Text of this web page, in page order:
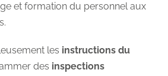
et formation du personnel aux
les instructions du
des inspections